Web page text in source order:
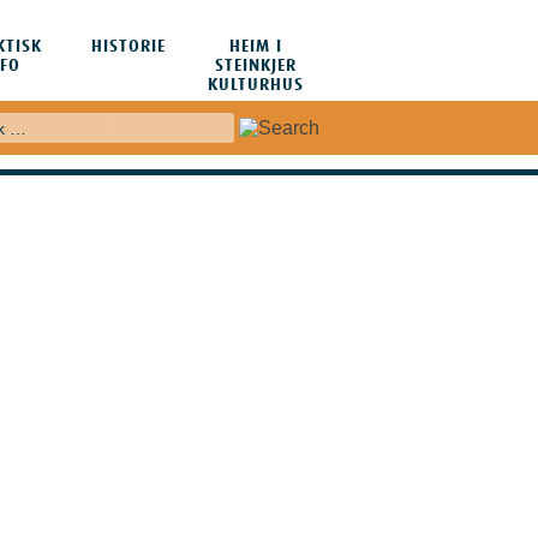
HISTORIE
HEIM I
STEINKJER
KULTURHUS